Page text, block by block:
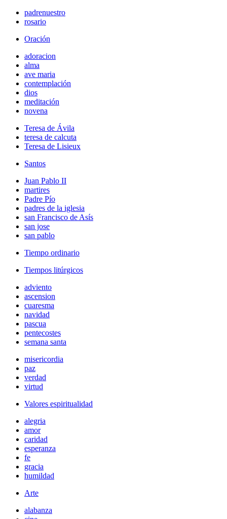
padrenuestro
rosario
Oración
adoracion
alma
ave maria
contemplación
dios
meditación
novena
Teresa de Ávila
teresa de calcuta
Teresa de Lisieux
Santos
Juan Pablo II
martires
Padre Pío
padres de la iglesia
san Francisco de Asís
san jose
san pablo
Tiempo ordinario
Tiempos litúrgicos
adviento
ascension
cuaresma
navidad
pascua
pentecostes
semana santa
misericordia
paz
verdad
virtud
Valores espiritualidad
alegria
amor
caridad
esperanza
fe
gracia
humildad
Arte
alabanza